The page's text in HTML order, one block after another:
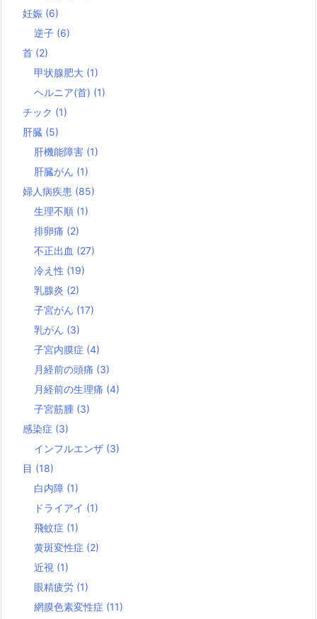
妊娠 (6)
逆子 (6)
首 (2)
甲状腺肥大 (1)
ヘルニア(首) (1)
チック (1)
肝臓 (5)
肝機能障害 (1)
肝臓がん (1)
婦人病疾患 (85)
生理不順 (1)
排卵痛 (2)
不正出血 (27)
冷え性 (19)
乳腺炎 (2)
子宮がん (17)
乳がん (3)
子宮内膜症 (4)
月経前の頭痛 (3)
月経前の生理痛 (4)
子宮筋腫 (3)
感染症 (3)
インフルエンザ (3)
目 (18)
白内障 (1)
ドライアイ (1)
飛蚊症 (1)
黄斑変性症 (2)
近視 (1)
眼精疲労 (1)
網膜色素変性症 (11)